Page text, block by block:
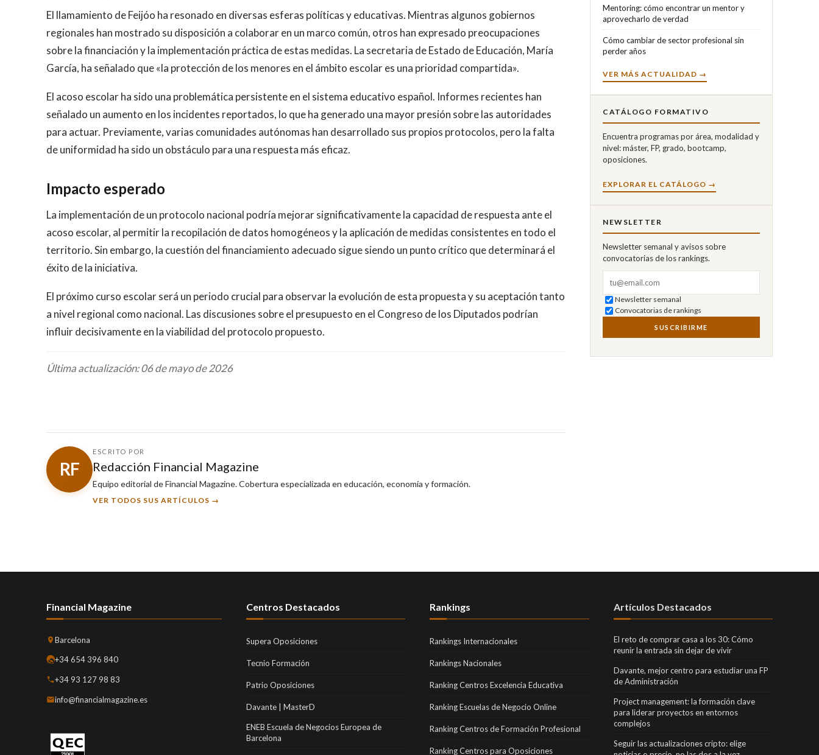
El llamamiento de Feijóo ha resonado en diversas esferas políticas y educativas. Mientras algunos gobiernos
regionales han mostrado su disposición a colaborar en un marco común, otros han expresado preocupaciones
sobre la financiación y la implementación práctica de estas medidas. La secretaria de Estado de Educación, María
García, ha señalado que «la protección de los menores en el ámbito escolar es una prioridad compartida».
El acoso escolar ha sido una problemática persistente en el sistema educativo español. Informes recientes han
señalado un aumento en los incidentes reportados, lo que ha generado una mayor presión sobre las autoridades
para actuar. Previamente, varias comunidades autónomas han desarrollado sus propios protocolos, pero la falta
de uniformidad ha sido un obstáculo para una respuesta más eficaz.
Impacto esperado
La implementación de un protocolo nacional podría mejorar significativamente la capacidad de respuesta ante el
acoso escolar, al permitir la recopilación de datos homogéneos y la aplicación de medidas consistentes en todo el
territorio. Sin embargo, la cuestión del financiamiento adecuado sigue siendo un punto crítico que determinará el
éxito de la iniciativa.
El próximo curso escolar será un periodo crucial para observar la evolución de esta propuesta y su aceptación tanto
a nivel regional como nacional. Las discusiones sobre el presupuesto en el Congreso de los Diputados podrían
influir decisivamente en la viabilidad del protocolo propuesto.
Última actualización: 06 de mayo de 2026
RF
ESCRITO POR
Redacción Financial Magazine
Equipo editorial de Financial Magazine. Cobertura especializada en educación, economía y formación.
VER TODOS SUS ARTÍCULOS →
Mentoring: cómo encontrar un mentor y
aprovecharlo de verdad
Cómo cambiar de sector profesional sin
perder años
VER MÁS ACTUALIDAD →
CATÁLOGO FORMATIVO
Encuentra programas por área, modalidad y
nivel: máster, FP, grado, bootcamp,
oposiciones.
EXPLORAR EL CATÁLOGO →
NEWSLETTER
Newsletter semanal y avisos sobre
convocatorias de los rankings.
Newsletter semanal
Convocatorias de rankings
SUSCRIBIRME
Financial Magazine
Barcelona
+34 654 396 840
+34 93 127 98 83
info@financialmagazine.es
Centros Destacados
Supera Oposiciones
Tecnio Formación
Patrio Oposiciones
Davante | MasterD
ENEB Escuela de Negocios Europea de
Barcelona
Rankings
Rankings Internacionales
Rankings Nacionales
Ranking Centros Excelencia Educativa
Ranking Escuelas de Negocio Online
Ranking Centros de Formación Profesional
Ranking Centros para Oposiciones
Artículos Destacados
El reto de comprar casa a los 30: Cómo
reunir la entrada sin dejar de vivir
Davante, mejor centro para estudiar una FP
de Administración
Project management: la formación clave
para liderar proyectos en entornos
complejos
Seguir las actualizaciones cripto: elige